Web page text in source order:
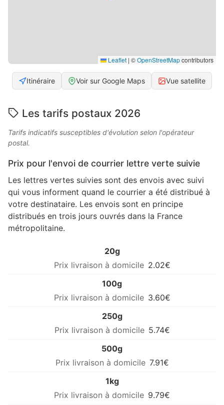
Leaflet | ©OpenStreetMapcontributors
Itinéraire Voir sur Google Maps Vue satellite
Les tarifs postaux 2026
Tarifs indicatifs susceptibles d'évolution selon l'opérateur
postal.
Prix pour l'envoi de courrier lettre verte suivie
Les lettres vertes suivies sont des envois avec suivi
qui vous informent quand le courrier a été distribué à
votre destinataire. Les envois sont en principe
distribués en trois jours ouvrés dans la France
métropolitaine.
20g
2.02€
100g
3.60€
250g
5.74€
500g
7.91€
1kg
9.79€